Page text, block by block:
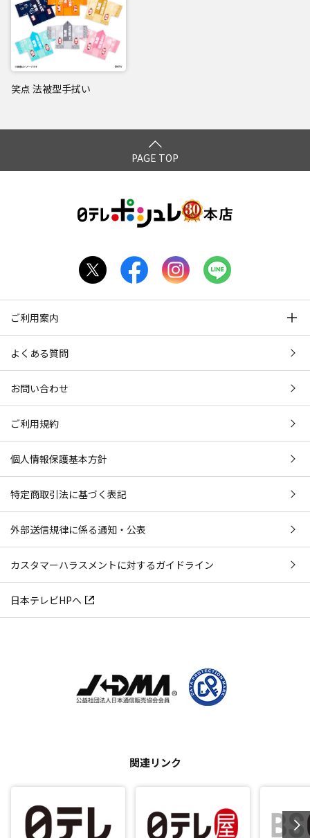
笑点 法被型手拭い
PAGE TOP
ご利用案内
よくある質問
お問い合わせ
ご利用規約
個人情報保護基本方針
特定商取引法に基づく表記
外部送信規律に係る通知・公表
カスタマーハラスメントに対するガイドライン
日本テレビHPへ
関連リンク